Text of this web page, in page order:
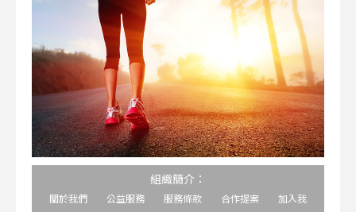
組織簡介：
關於我們 公益服務 服務條款 合作提案
加入我